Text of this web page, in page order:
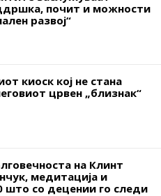
почит и можности
развој“
киоск кој не стана
црвен „близнак“
на Клинт
медитација и
што со децении го следи